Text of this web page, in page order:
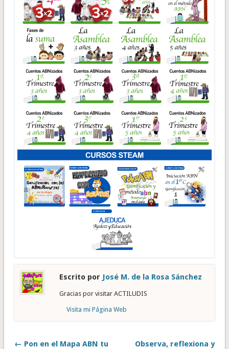
Escrito por José M. de la Rosa Sánchez
Gracias por visitar ACTILUDIS
Visita mi Página Web
← Pon en el Mapa ABN tu Observa, reflexiona y